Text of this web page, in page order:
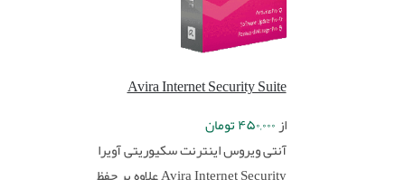
Avira Internet Security Suite
از۴۵۰,۰۰۰تومان
آنتی ویروس اینترنت سکیوریتی آویرا